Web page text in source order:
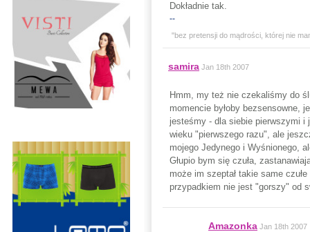
Dokładnie tak.
--
"bez pretensji do mądrości, której nie
samira Jan 18th 2007
Hmm, my też nie czekaliśmy do
momencie byłoby bezsensowne,
jesteśmy - dla siebie pierwszymi
wieku "pierwszego razu", ale
mojego Jedynego i Wyśnionego,
Głupio bym się czuła,
może im szeptał takie same
przypadkiem nie jest "gorszy" od
Amazonka Jan 18th 2007